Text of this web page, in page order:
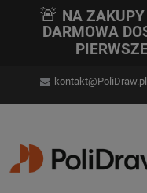
🚨 NA ZAKUPY
DARMOWA
kontakt@PoliDraw.pl